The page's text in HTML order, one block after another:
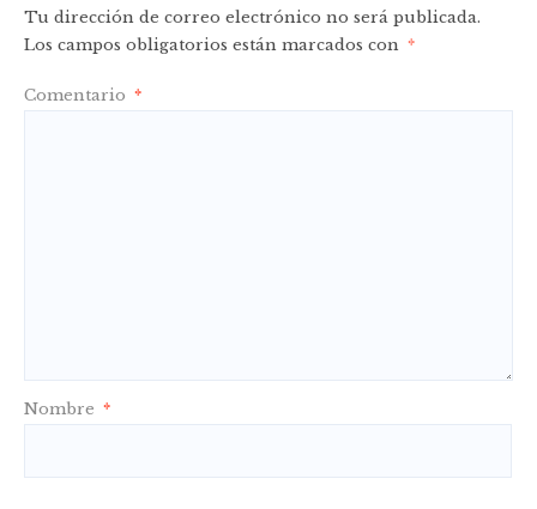
Tu dirección de correo electrónico no será publicada.
Los campos obligatorios están marcados con *
Comentario *
Nombre *